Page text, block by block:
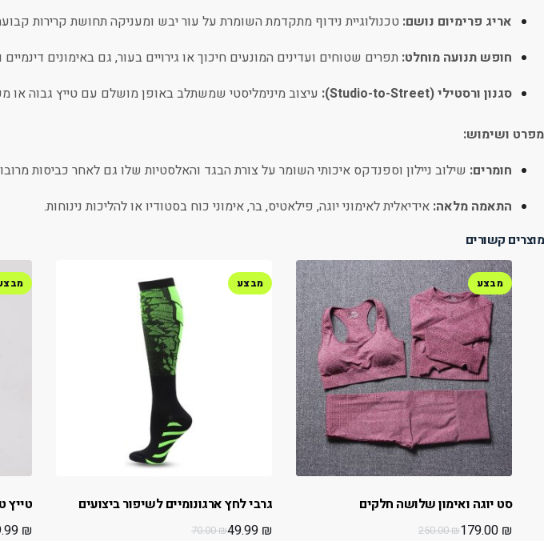
אריג פרימיום נושם: טכנולוגיית נידוף מתקדמת השומרת על עור יבש ומעניקה תחושת קרירות
חופש תנועה מוחלט: תפרים שטוחים ועדינים המונעים חיכוך או גירויים בעור, גם באימונים
סגנון ורסטילי (Studio-to-Street):
עיצוב מינימליסטי שמשתלב באופן מושלם עם טייץ גבוה או
מפרט ושימוש:
חומרים: שילוב ניילון וספנדקס איכותי השומר על צורת הבגד והאלסטיות שלו גם לאחר כביסות
התאמה מלאה: אידיאלית לאימוני יוגה, פילאטיס, בר, אימוני כוח בסטודיו או להליכות נינוחות.
מוצרים קשורים
סט יוגה ואימון שלושה חלקים
250.00₪179.00 ₪
גרבי לחץ ארגונומיים לשיפור ביצועים
70.00₪49.99 ₪
טייץ
₪